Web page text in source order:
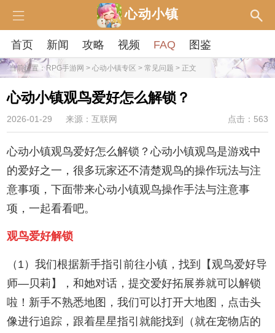
心动小镇
首页 新闻 攻略 视频 FAQ 图鉴
当前位置：RPG手游网 > 心动小镇专区 > 常见问题 > 正文
心动小镇观鸟爱好怎么解锁？
2026-01-29 来源：互联网 点击：563
心动小镇观鸟爱好怎么解锁？心动小镇观鸟是游戏中
的爱好之一，很多玩家还不清楚观鸟的操作玩法与注
意事项，下面带来心动小镇观鸟操作手法与注意事
项，一起看看吧。
观鸟爱好解锁
（1）我们根据新手指引前往小镇，找到【观鸟爱好导
师—贝莉】，和她对话，提交爱好拓展券就可以解锁
啦！新手不熟悉地图，我们可以打开大地图，点击头
像进行追踪，跟着星星指引就能找到（就在宠物店的